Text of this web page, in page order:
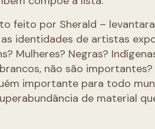
feito por Sherald –
identidades de artistas
Mulheres? Negras?
não são
importante para todo
de material